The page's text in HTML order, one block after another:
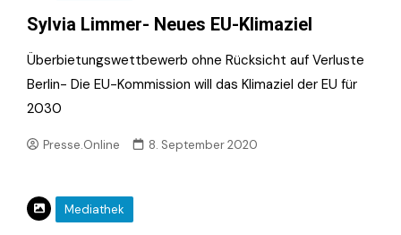
Sylvia Limmer- Neues EU-Klimaziel
Überbietungswettbewerb ohne Rücksicht auf Verluste
Berlin- Die EU-Kommission will das Klimaziel der EU für
2030
Presse.Online 8. September 2020
Mediathek